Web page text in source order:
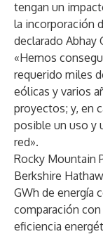
tengan un
la incorporación
declarado Abhay
«Hemos
requerido miles
eólicas y varios
proyectos; y, en
posible un uso y
red».
Rocky Mountain
Berkshire
GWh de energía
comparación
eficiencia